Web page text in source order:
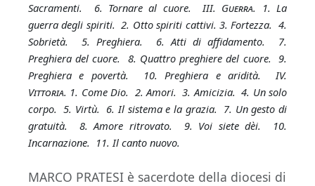
Sacramenti. 6. Tornare al cuore. III. Guerra.
1. La
guerra degli spiriti. 2. Otto spiriti cattivi. 3. Fortezza. 4.
Sobrietà. 5. Preghiera. 6. Atti di affidamento. 7.
Preghiera del cuore. 8. Quattro preghiere del cuore. 9.
Preghiera e povertà. 10. Preghiera e aridità. IV.
Vittoria. 1. Come Dio. 2. Amori. 3. Amicizia. 4. Un solo
corpo. 5. Virtù. 6. Il sistema e la grazia. 7. Un gesto di
gratuità. 8. Amore ritrovato. 9. Voi siete dèi. 10.
Incarnazione. 11. Il canto nuovo.
MARCO PRATESI è sacerdote della diocesi di